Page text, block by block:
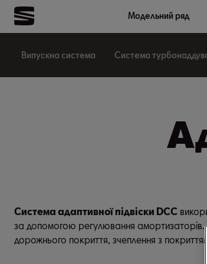
Модельний ряд
Випускна система Система
Система адаптивної підвіски DCC
за допомогою регулювання амортизаторів.
дорожнього покриття, зчеплення з покриттям